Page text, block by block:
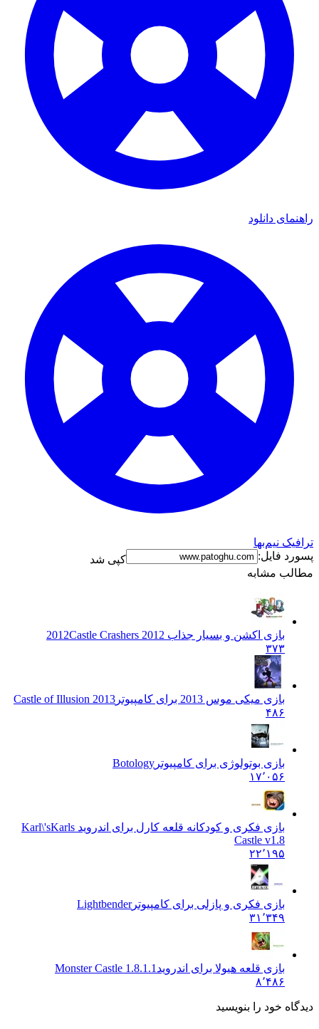
راهنمای دانلود
ترافیک نیم‌بها
پسورد فایل:
کپی شد
مطالب مشابه
بازی اکشن و بسیار جذاب 2012 Castle Crashers 2012
۳۷۳
بازی میکی موس 2013 برای کامپیوتر
Castle of Illusion 2013
۴۸۶
بازی بوتولوژی برای کامپیوتر Botology
۱۷٬۰۵۶
بازی فکری و کودکانه قلعه کارل برای اندروید Karl\'s Karls
Castle v1.8
۲۲٬۱۹۵
بازی فکری و پازلی برای کامپیوترLightbender
۳۱٬۳۴۹
بازی قلعه هیولا برای اندروید 1.8.1.1 Monster Castle
۸٬۴۸۶
دیدگاه خود را بنویسید